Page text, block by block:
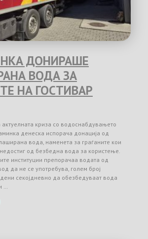
ДОНИРАШЕ
ВОДА ЗА
НА ГОСТИВАР
криза со водоснабдувањето
денеска испорача донација од
вода, наменета за граѓаните кои
од безбедна вода за користење.
институции препорачаа водата од
да не се употребува, голем број
секојдневно да обезбедуваат вода
…